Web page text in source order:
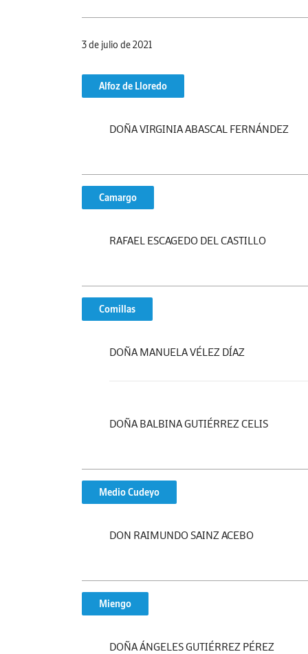
3 de julio de 2021
Alfoz de Lloredo
DOÑA VIRGINIA ABASCAL FERNÁNDEZ
Camargo
RAFAEL ESCAGEDO DEL CASTILLO
Comillas
DOÑA MANUELA VÉLEZ DÍAZ
DOÑA BALBINA GUTIÉRREZ CELIS
Medio Cudeyo
DON RAIMUNDO SAINZ ACEBO
Miengo
DOÑA ÁNGELES GUTIÉRREZ PÉREZ